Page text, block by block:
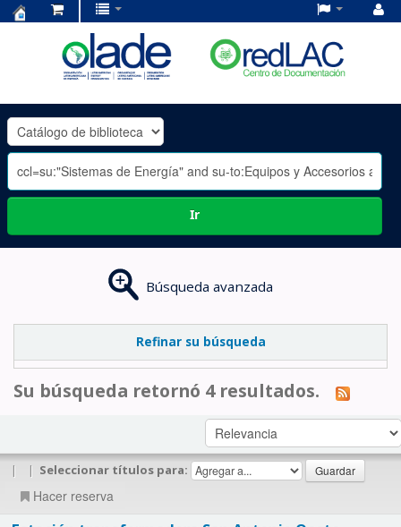
OLADE
-
Ir
Búsqueda avanzada
Refinar su búsqueda
Su búsqueda retornó 4 resultados.
| | Seleccionar títulos para:
Hacer reserva